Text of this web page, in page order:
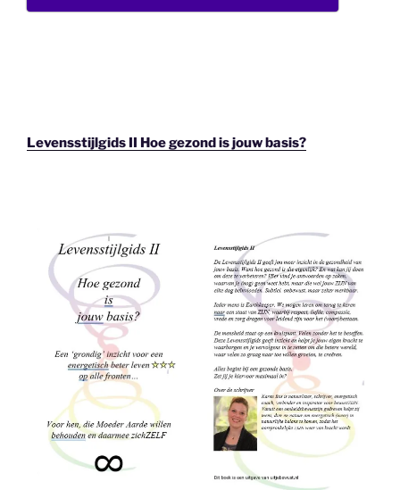
Levensstijlgids II Hoe gezond is jouw basis?